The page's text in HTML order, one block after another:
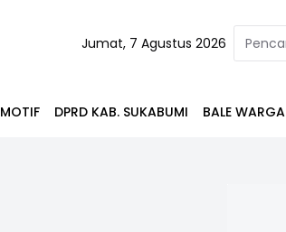
Jumat, 7 Agustus 2026
DPRD KAB. SUKABUMI BALE WARGA